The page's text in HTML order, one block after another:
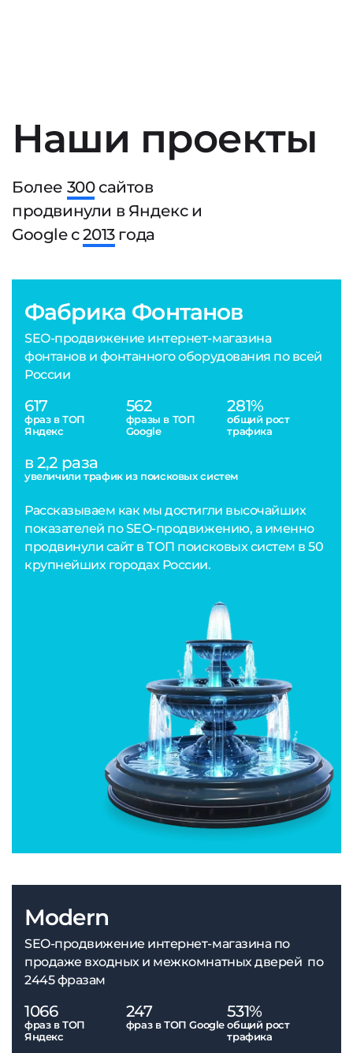
Наши проекты
Более 300сайтов
продвинули в Яндекс и
Google с2013года
Фабрика Фонтанов
SEO-продвижение интернет-магазина
фонтанов и фонтанного оборудования по всей
России
617
фраз в ТОП
Яндекс
562
фразы в ТОП
Google
281%
общий рост
трафика
в 2,2 раза
увеличили трафик из поисковых систем
Рассказываем как мы достигли высочайших
показателей по SEO-продвижению, а именно
продвинули сайт в ТОП поисковых систем в 50
крупнейших городах России.
Modern
SEO-продвижение интернет-магазина по
продаже входных и межкомнатных дверей по
2445 фразам
1066
фраз в ТОП
Яндекс
247
фраз в ТОП Google
531%
общий рост
трафика